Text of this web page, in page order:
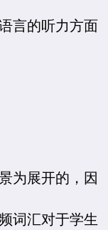
言的听力方面
为展开的，因
词汇对于学生